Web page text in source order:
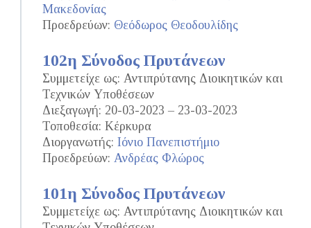
Μακεδονίας
Προεδρεύων: Θεόδωρος Θεοδουλίδης
102η Σύνοδος Πρυτάνεων
Συμμετείχε ως: Αντιπρύτανης Διοικητικών και
Τεχνικών Υποθέσεων
Διεξαγωγή: 20-03-2023 – 23-03-2023
Τοποθεσία: Κέρκυρα
Διοργανωτής: Ιόνιο Πανεπιστήμιο
Προεδρεύων: Ανδρέας Φλώρος
101η Σύνοδος Πρυτάνεων
Συμμετείχε ως: Αντιπρύτανης Διοικητικών και